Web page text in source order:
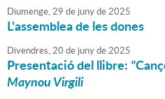
Diumenge,29 de junyde2025
L'assemblea de les dones
Divendres,20 de junyde2025
Presentació del llibre: "
Maynou Virgili